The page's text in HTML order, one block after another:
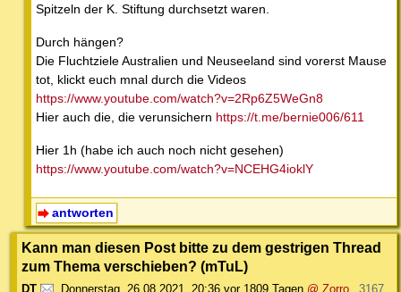
Spitzeln der K. Stiftung durchsetzt waren.
Durch hängen?
Die Fluchtziele Australien und Neuseeland sind vorerst Mause
tot, klickt euch mnal durch die Videos
https://www.youtube.com/watch?v=2Rp6Z5WeGn8
Hier auch die, die verunsichern https://t.me/bernie006/611
Hier 1h (habe ich auch noch nicht gesehen)
https://www.youtube.com/watch?v=NCEHG4ioklY
antworten
Kann man diesen Post bitte zu dem gestrigen Thread
zum Thema verschieben? (mTuL)
DT Donnerstag, 26.08.2021, 20:36 vor 1809 Tagen @ Zorro 3167